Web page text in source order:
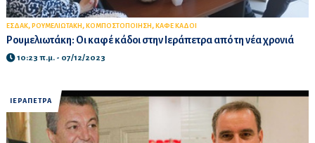
ΕΣΔΑΚ, ΡΟΥΜΕΛΙΩΤΑΚΗ , ΚΟΜΠΟΣΤΟΠΟΙΗΣΗ , ΚΑΦΕ ΚΑΔΟΙ
Ρουμελιωτάκη: Οι καφέ κάδοι στην Ιεράπετρα από τη νέα χρονιά
10:23 π.μ. - 07/12/2023
ΙΕΡΑΠΕΤΡΑ